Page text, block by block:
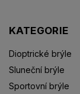
KATEGORIE
Dioptrické brýle
Sluneční brýle
Sportovní brýle